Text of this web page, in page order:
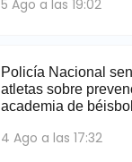
5 Ago a las 19:02
Policía Nacional
atletas sobre
academia de
4 Ago a las 17:32